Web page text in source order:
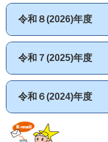
令和８(2026)年度
令和７(2025)年度
令和６(2024)年度